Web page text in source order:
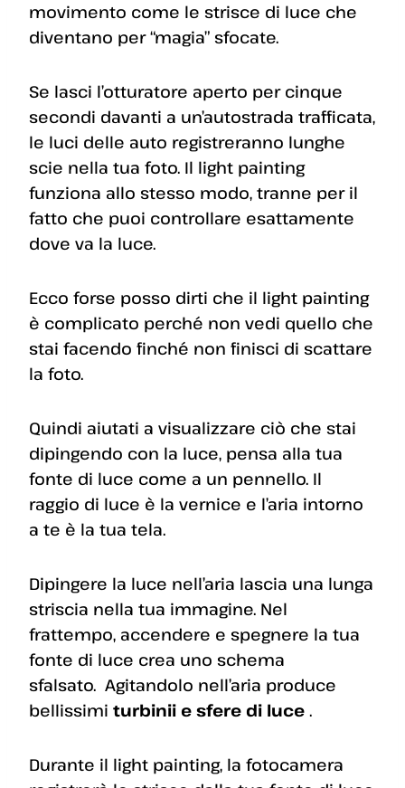
movimento come le strisce di luce che
diventano per “magia” sfocate.
Se lasci l’otturatore aperto per cinque
secondi davanti a un’autostrada trafficata,
le luci delle auto registreranno lunghe
scie nella tua foto. Il light painting
funziona allo stesso modo, tranne per il
fatto che puoi controllare esattamente
dove va la luce.
Ecco forse posso dirti che il light painting
è complicato perché non vedi quello che
stai facendo finché non finisci di scattare
la foto.
Quindi aiutati a visualizzare ciò che stai
dipingendo con la luce, pensa alla tua
fonte di luce come a un pennello. Il
raggio di luce è la vernice e l’aria intorno
a te è la tua tela.
Dipingere la luce nell’aria lascia una lunga
striscia nella tua immagine. Nel
frattempo, accendere e spegnere la tua
fonte di luce crea uno schema
sfalsato. Agitandolo nell’aria produce
bellissimi turbinii e sfere di luce .
Durante il light painting, la fotocamera